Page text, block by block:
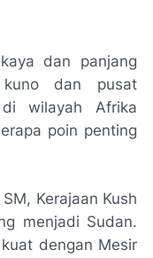
dan panjang
kuno dan pusat
wilayah Afrika
poin penting
Kerajaan Kush
menjadi Sudan.
dengan Mesir